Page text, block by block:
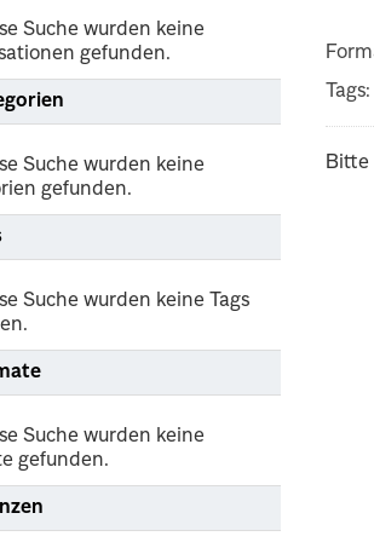
Suche wurden keine
gefunden.
Suche wurden keine
gefunden.
Suche wurden keine Tags
Suche wurden keine
gefunden.
Tags:
Bitte